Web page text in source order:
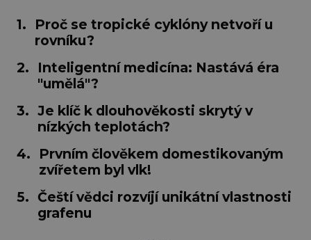
1.
Proč se tropické cyklóny netvoří u
rovníku?
2.
Inteligentní medicína: Nastává éra
"umělá"?
3. Je klíč k dlouhověkosti skrytý v
nízkých teplotách?
4.
Prvním člověkem domestikovaným
zvířetem byl vlk!
5. Čeští vědci rozvíjí unikátní vlastnosti
grafenu